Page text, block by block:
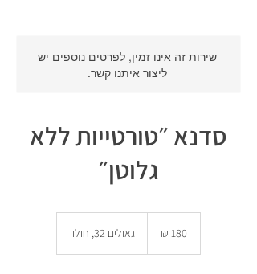
שירות זה אינו זמין, לפרטים נוספים יש
ליצור איתנו קשר.
סדנא ״טורטייות ללא
גלוטן״
חדשים
גאולים 32, חולון